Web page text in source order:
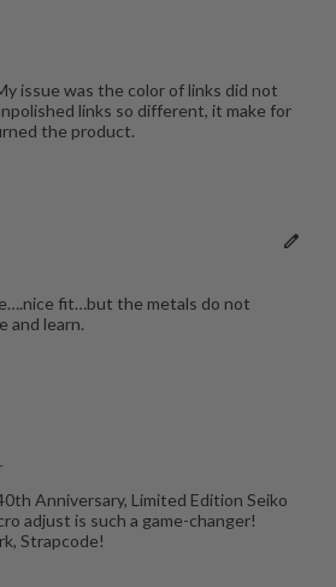
issue was the color of links did not
links so different, it make for
the product.
fit…but the metals do not
and learn.
Anniversary, Limited Edition Seiko
adjust is such a game-changer!
Strapcode!